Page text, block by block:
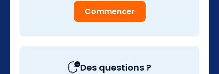
Commencer
Des questions ?